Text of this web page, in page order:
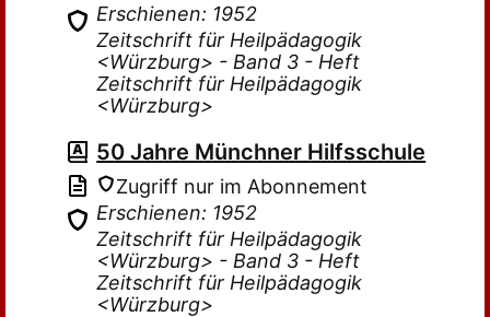
Erschienen: 1952
Zeitschrift für Heilpädagogik
<Würzburg> - Band 3 - Heft
Zeitschrift für Heilpädagogik
<Würzburg>
50 Jahre Münchner Hilfsschule
Zugriff nur im Abonnement
Erschienen: 1952
Zeitschrift für Heilpädagogik
<Würzburg> - Band 3 - Heft
Zeitschrift für Heilpädagogik
<Würzburg>